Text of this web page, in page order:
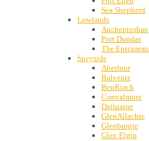
Sea Shepherd
Lowlands
Auchentoshan
Port Dundas
The Epicurean
Speyside
Aberlour
Balvenie
BenRiach
Convalmore
Dailuaine
GlenAllachie
Glenburgie
Glen Elgin